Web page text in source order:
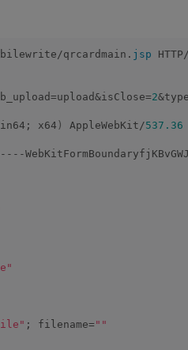
qrcardmain.
jsp HTTP/
2
x64 ) AppleWebKit/537.36
; filename= ""